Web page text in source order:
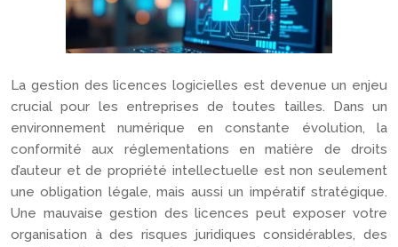
La gestion des licences logicielles est devenue un enjeu
crucial pour les entreprises de toutes tailles. Dans un
environnement numérique en constante évolution, la
conformité aux réglementations en matière de droits
d’auteur et de propriété intellectuelle est non seulement
une obligation légale, mais aussi un impératif stratégique.
Une mauvaise gestion des licences peut exposer votre
organisation à des risques juridiques considérables, des